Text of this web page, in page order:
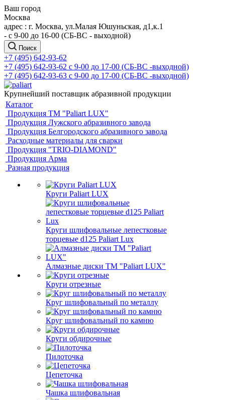
Ваш город
Москва
адрес : г. Москва, ул.Малая Юшуньская, д1,к.1
- c 9-00 до 16-00 (СБ-ВС - выходной)
Поиск
+7 (495) 642-93-62
+7 (495) 642-93-62 c 9-00 до 17-00 (СБ-ВС -выходной)
+7 (495) 642-93-63 c 9-00 до 17-00 (СБ-ВС -выходной)
Крупнейший поставщик абразивной продукции
Каталог
Продукция ТМ "Paliart LUX"
Продукция Лужского абразивного завода
Продукция Белгородского абразивного завода
Расходные материалы для сварки
Продукция "TRIO-DIAMOND"
Продукция Арма
Разная продукция
Круги Paliart LUX
Круги шлифовальные лепестковые
торцевые d125 Paliart Lux
Алмазные диски ТМ "Paliart LUX"
Круги отрезные
Круг шлифовальный по металлу
Круг шлифовальный по камню
Круги обдирочные
Пилоточка
Цепеточка
Чашка шлифовальная